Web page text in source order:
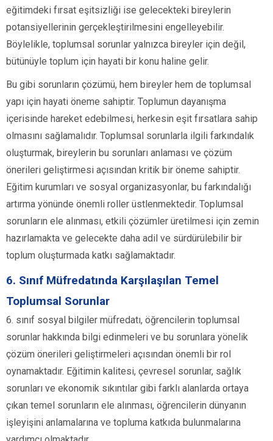
eğitimdeki fırsat eşitsizliği ise gelecekteki bireylerin
potansiyellerinin gerçekleştirilmesini engelleyebilir.
Böylelikle, toplumsal sorunlar yalnızca bireyler için değil,
bütünüyle toplum için hayati bir konu haline gelir.
Bu gibi sorunların çözümü, hem bireyler hem de toplumsal
yapı için hayati öneme sahiptir. Toplumun dayanışma
içerisinde hareket edebilmesi, herkesin eşit fırsatlara sahip
olmasını sağlamalıdır. Toplumsal sorunlarla ilgili farkındalık
oluşturmak, bireylerin bu sorunları anlaması ve çözüm
önerileri geliştirmesi açısından kritik bir öneme sahiptir.
Eğitim kurumları ve sosyal organizasyonlar, bu farkındalığı
artırma yönünde önemli roller üstlenmektedir. Toplumsal
sorunların ele alınması, etkili çözümler üretilmesi için zemin
hazırlamakta ve gelecekte daha adil ve sürdürülebilir bir
toplum oluşturmada katkı sağlamaktadır.
6. Sınıf Müfredatında Karşılaşılan Temel
Toplumsal Sorunlar
6. sınıf sosyal bilgiler müfredatı, öğrencilerin toplumsal
sorunlar hakkında bilgi edinmeleri ve bu sorunlara yönelik
çözüm önerileri geliştirmeleri açısından önemli bir rol
oynamaktadır. Eğitimin kalitesi, çevresel sorunlar, sağlık
sorunları ve ekonomik sıkıntılar gibi farklı alanlarda ortaya
çıkan temel sorunların ele alınması, öğrencilerin dünyanın
işleyişini anlamalarına ve topluma katkıda bulunmalarına